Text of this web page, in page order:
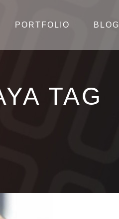
PORTFOLIO BLOG
TAG